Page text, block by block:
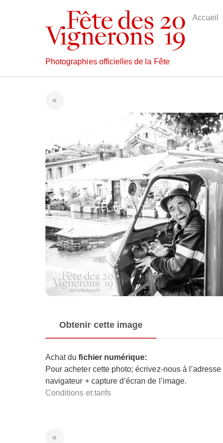
Photographies officielles de la Fête
Accueil
Obtenir cette image
Achat du fichier numérique:
Pour acheter cette photo; écrivez-nous à l’adresse
navigateur + capture d’écran de l’image.
Conditions et tarifs